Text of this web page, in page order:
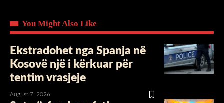
You Might Also Like
Ekstradohet nga Spanja në
Kosovë një i kërkuar për
tentim vrasjeje
August 7, 2026